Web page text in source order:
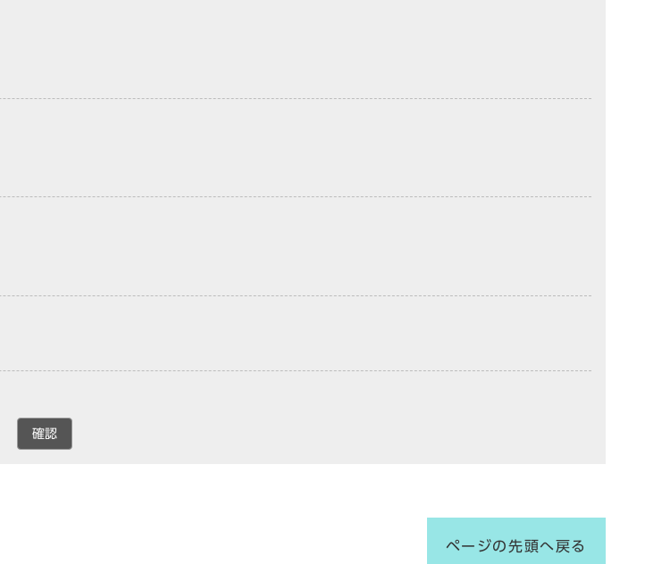
確認
ページの先頭へ戻る